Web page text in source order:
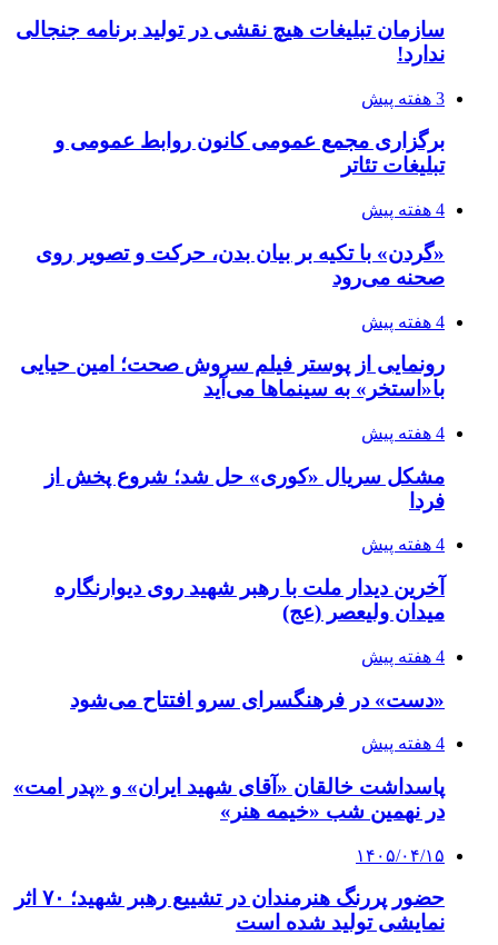
سازمان تبلیغات هیچ نقشی در تولید برنامه جنجالی
ندارد!
3 هفته پیش
برگزاری مجمع عمومی کانون روابط عمومی و
تبلیغات تئاتر
4 هفته پیش
«گردن» با تکیه بر بیان بدن، حرکت و تصویر روی
صحنه می‌رود
4 هفته پیش
رونمایی از پوستر فیلم سروش صحت؛ امین حیایی
با«استخر» به سینماها می‌آید
4 هفته پیش
مشکل سریال «کوری» حل شد؛ شروع پخش از
فردا
4 هفته پیش
آخرین دیدار ملت با رهبر شهید روی دیوارنگاره
میدان ولیعصر (عج)
4 هفته پیش
«دست» در فرهنگسرای سرو افتتاح می‌شود
4 هفته پیش
پاسداشت خالقان «آقای شهید ایران» و «پدر امت»
در نهمین شب «خیمه هنر»
۱۴۰۵/۰۴/۱۵
حضور پررنگ هنرمندان در تشییع رهبر شهید؛ ۷۰ اثر
نمایشی تولید شده است